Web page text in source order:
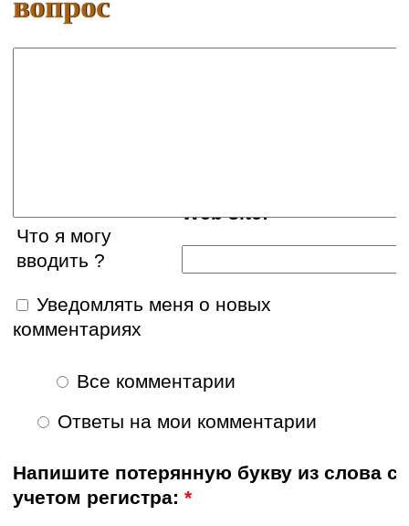
Web site:
Что я могу
вводить ?
Уведомлять меня о новых
комментариях
Все комментарии
Ответы на мои комментарии
Напишите потерянную букву из слова с
учетом регистра:*